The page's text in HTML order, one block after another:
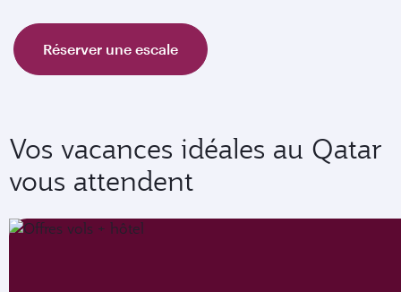
Réserver une escale
Vos vacances idéales au Qatar
vous attendent